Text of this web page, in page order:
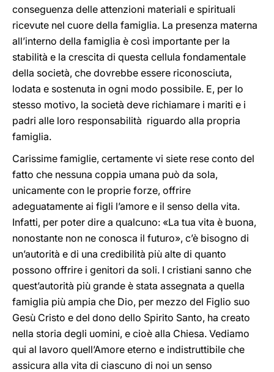
conseguenza delle attenzioni materiali e spirituali
ricevute nel cuore della famiglia. La presenza materna
all’interno della famiglia è così importante per la
stabilità e la crescita di questa cellula fondamentale
della società, che dovrebbe essere riconosciuta,
lodata e sostenuta in ogni modo possibile. E, per lo
stesso motivo, la società deve richiamare i mariti e i
padri alle loro responsabilità riguardo alla propria
famiglia.
Carissime famiglie, certamente vi siete rese conto del
fatto che nessuna coppia umana può da sola,
unicamente con le proprie forze, offrire
adeguatamente ai figli l’amore e il senso della vita.
Infatti, per poter dire a qualcuno: «La tua vita è buona,
nonostante non ne conosca il futuro», c’è bisogno di
un’autorità e di una credibilità più alte di quanto
possono offrire i genitori da soli. I cristiani sanno che
quest’autorità più grande è stata assegnata a quella
famiglia più ampia che Dio, per mezzo del Figlio suo
Gesù Cristo e del dono dello Spirito Santo, ha creato
nella storia degli uomini, e cioè alla Chiesa. Vediamo
qui al lavoro quell’Amore eterno e indistruttibile che
assicura alla vita di ciascuno di noi un senso